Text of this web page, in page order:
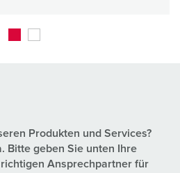
Produkten und Services?
Bitte geben Sie unten Ihre
Ansprechpartner für